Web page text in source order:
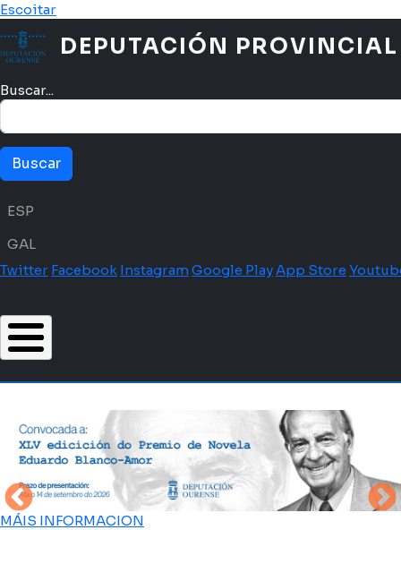
Ir o contido principal
Escoitar
DEPUTACIÓN PROVINCIAL
Buscar...
Menú idioma
ESP
GAL
Twitter Facebook InstagramGoogle PlayApp Store
MÁIS INFORMACION